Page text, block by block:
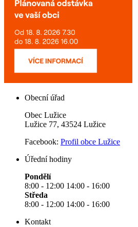
Obecní úřad
Obec Lužice
Lužice 77, 43524 Lužice
Facebook: Profil obce Lužice
Úřední hodiny
Pondělí
8:00 - 12:00 14:00 - 16:00
Středa
8:00 - 12:00 14:00 - 16:00
Kontakt